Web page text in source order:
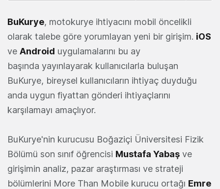
BuKurye, motokurye ihtiyacını mobil öncelikli
olarak talebe göre yorumlayan yeni bir girişim. iOS
ve Android uygulamalarını bu ay
başında yayınlayarak kullanıcılarla buluşan
BuKurye, bireysel kullanıcıların ihtiyaç duyduğu
anda uygun fiyattan gönderi ihtiyaçlarını
karşılamayı amaçlıyor.
BuKurye'nin kurucusu Boğaziçi Üniversitesi Fizik
Bölümü son sınıf öğrencisi Mustafa Yabaş ve
girişimin analiz, pazar araştırması ve strateji
bölümlerini More Than Mobile kurucu ortağı Emre